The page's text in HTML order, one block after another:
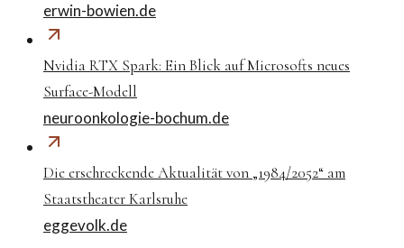
erwin-bowien.de
Nvidia RTX Spark: Ein Blick auf Microsofts neues
Surface-Modell
neuroonkologie-bochum.de
Die erschreckende Aktualität von „1984/2052“ am
Staatstheater Karlsruhe
eggevolk.de